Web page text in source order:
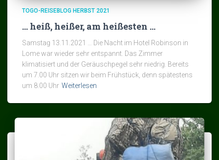
TOGO-REISEBLOG HERBST 2021
… heiß, heißer, am heißesten …
Samstag 13.11.2021 … Die Nacht im Hotel Robinson in
Lome war wieder sehr entspannt. Das Zimmer
klimatisiert und der Geräuschpegel sehr niedrig. Bereits
um 7.00 Uhr sitzen wir beim Frühstück, denn spätestens
um 8.00 Uhr Weiterlesen